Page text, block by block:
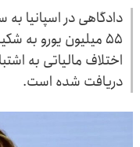
دادگاهی در اسپانیا به
۵۵ میلیون یورو به
اختلاف مالیاتی به
دریافت شده است.